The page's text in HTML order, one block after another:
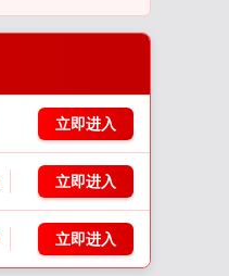
立即进入
立即进入
立即进入